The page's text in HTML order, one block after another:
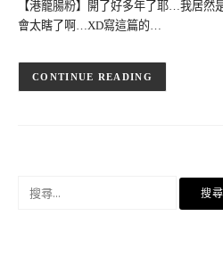
【港籠腸粉】開了好多年了耶…我居然
會太瞎了啊…XD寫這篇的…
CONTINUE READING